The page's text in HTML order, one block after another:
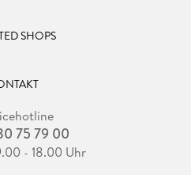
SHOPS
75 79 00
- 18.00 Uhr